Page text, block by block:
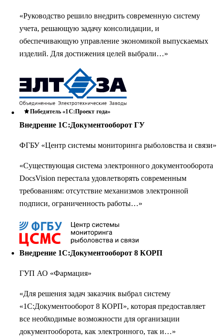
«Руководство решило внедрить современную систему
учета, решающую задачу консолидации, и
обеспечивающую управление экономикой выпускаемых
изделий. Для достижения целей выбрали…»
Победитель «1С:Проект года»
Внедрение 1С:Документооборот ГУ
ФГБУ «Центр системы мониторинга рыболовства и связи»
«Существующая система электронного документооборота
DocsVision перестала удовлетворять современным
требованиям: отсутствие механизмов электронной
подписи, ограниченность работы…»
Внедрение 1С:Документооборот 8 КОРП
ГУП АО «Фармация»
«Для решения задач заказчик выбрал систему
«1С:Документооборот 8 КОРП», которая предоставляет
все необходимые возможности для организации
документооборота, как электронного, так и…»